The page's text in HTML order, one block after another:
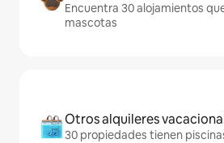
Encuentra 30 alojamientos
mascotas
Otros alquileres
30 propiedades tienen